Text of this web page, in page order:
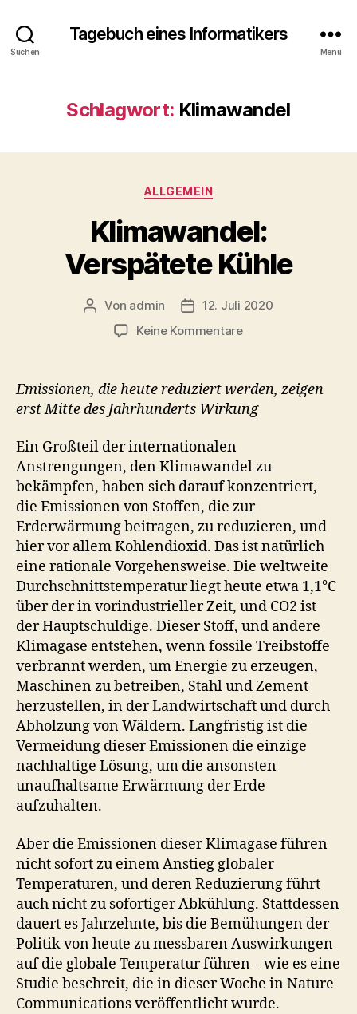
Suchen
Tagebuch eines Informatikers
Menü
Schlagwort: Klimawandel
Kategorien
ALLGEMEIN
Klimawandel:
Verspätete Kühle
Beitragsautor
Von admin Beitragsdatum
12. Juli 2020
Keine Kommentarezu
Kühle
Emissionen, die heute reduziert werden, zeigen
erst Mitte des Jahrhunderts Wirkung
Ein Großteil der internationalen
Anstrengungen, den Klimawandel zu
bekämpfen, haben sich darauf konzentriert,
die Emissionen von Stoffen, die zur
Erderwärmung beitragen, zu reduzieren, und
hier vor allem Kohlendioxid. Das ist natürlich
eine rationale Vorgehensweise. Die weltweite
Durchschnittstemperatur liegt heute etwa 1,1°C
über der in vorindustrieller Zeit, und CO2 ist
der Hauptschuldige. Dieser Stoff, und andere
Klimagase entstehen, wenn fossile Treibstoffe
verbrannt werden, um Energie zu erzeugen,
Maschinen zu betreiben, Stahl und Zement
herzustellen, in der Landwirtschaft und durch
Abholzung von Wäldern. Langfristig ist die
Vermeidung dieser Emissionen die einzige
nachhaltige Lösung, um die ansonsten
unaufhaltsame Erwärmung der Erde
aufzuhalten.
Aber die Emissionen dieser Klimagase führen
nicht sofort zu einem Anstieg globaler
Temperaturen, und deren Reduzierung führt
auch nicht zu sofortiger Abkühlung. Stattdessen
dauert es Jahrzehnte, bis die Bemühungen der
Politik von heute zu messbaren Auswirkungen
auf die globale Temperatur führen – wie es eine
Studie beschreit, die in dieser Woche in Nature
Communications veröffentlicht wurde.